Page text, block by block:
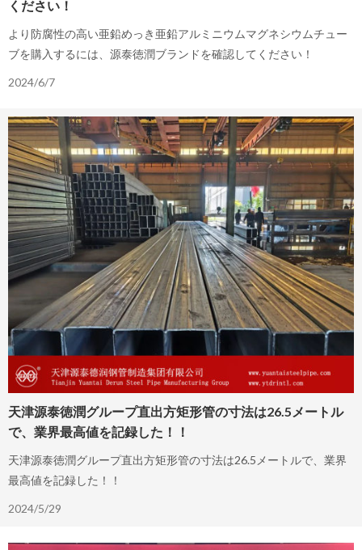
ください！
より防腐性の高い亜鉛めっき亜鉛アルミニウムマグネシウムチュー
ブを購入するには、源泰徳潤ブランドを確認してください！
2024/6/7
天津源泰徳潤グループ直出方矩形管の寸法は26.5メートル
で、業界最高値を記録した！！
天津源泰徳潤グループ直出方矩形管の寸法は26.5メートルで、業界
最高値を記録した！！
2024/5/29